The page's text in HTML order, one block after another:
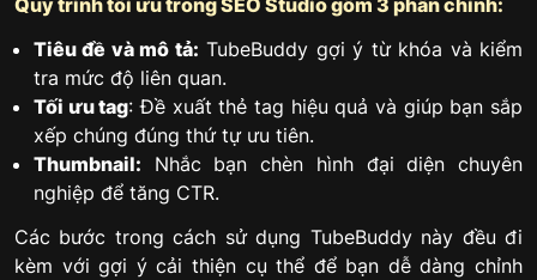
Quy trình tối ưu trong SEO Studio gồm 3 phần chính:
Tiêu đề và mô tả: TubeBuddy gợi ý từ khóa và kiểm
tra mức độ liên quan.
Tối ưu tag: Đề xuất thẻ tag hiệu quả và giúp bạn sắp
xếp chúng đúng thứ tự ưu tiên.
Thumbnail: Nhắc bạn chèn hình đại diện chuyên
nghiệp để tăng CTR.
Các bước trong cách sử dụng TubeBuddy này đều đi
kèm với gợi ý cải thiện cụ thể để bạn dễ dàng chỉnh